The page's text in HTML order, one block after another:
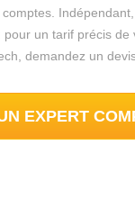
un tarif précis de
demandez un
EXPERT